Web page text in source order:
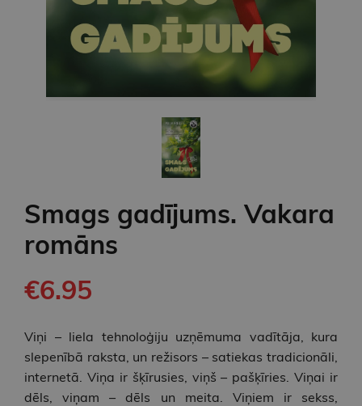
Smags gadījums. Vakara
romāns
€6.95
Viņi – liela tehnoloģiju uzņēmuma vadītāja, kura
slepenībā raksta, un režisors – satiekas tradicionāli,
internetā. Viņa ir šķīrusies, viņš – pašķīries. Viņai ir
dēls, viņam – dēls un meita. Viņiem ir sekss,